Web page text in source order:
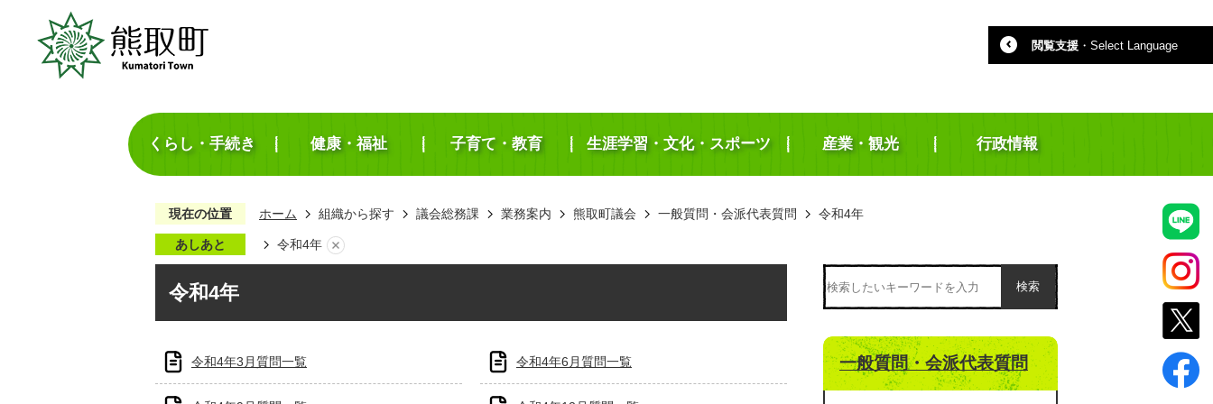
閲覧支援 ・ Select Language
くらし・手続き 健康・福祉 子育て・教育 生涯学習・文化・スポーツ 産業・観光 行政情報
現在の位置 ホーム 組織から探す 議会総務課 業務案内 熊取町議会 一般質問・会派代表質問 令和4年
あしあと 令和4年
令和4年
令和4年3月質問一覧 令和4年6月質問一覧
検索
一般質問・会派代表質問